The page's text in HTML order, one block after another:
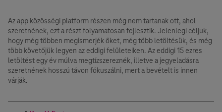
Az app közösségi platform részen még nem tartanak ott, ahol
szeretnének, ezt a részt folyamatosan fejlesztik. Jelenlegi céljuk,
hogy még többen megismerjék őket, még több letöltésük, és még
több követőjük legyen az eddigi felületeiken. Az eddigi 15 ezres
letöltést egy év múlva megtízszereznék, illetve a jegyeladásra
szeretnének hosszú távon fókuszálni, mert a bevételt is innen
várják.